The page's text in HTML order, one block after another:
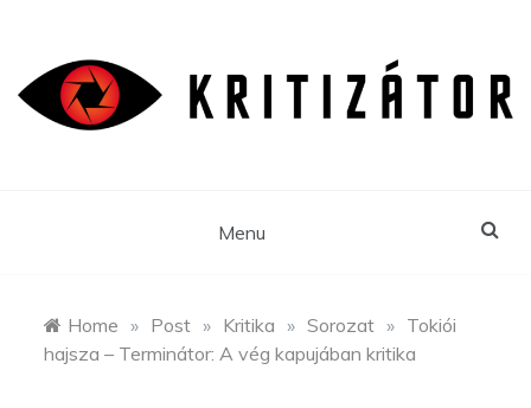
content
Menu
Home » Post » Kritika » Sorozat » Tokiói
hajsza – Terminátor: A vég kapujában kritika